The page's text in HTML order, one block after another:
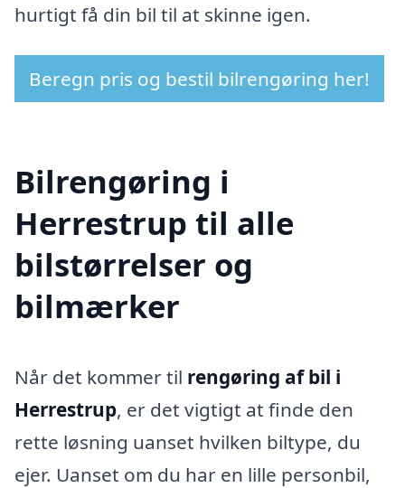
hurtigt få din bil til at skinne igen.
Beregn pris og bestil bilrengøring her!
Bilrengøring i
Herrestrup til alle
bilstørrelser og
bilmærker
Når det kommer til rengøring af bil i
Herrestrup, er det vigtigt at finde den
rette løsning uanset hvilken biltype, du
ejer. Uanset om du har en lille personbil,